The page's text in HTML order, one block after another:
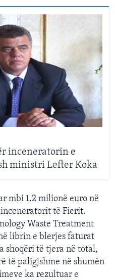
inceneratorin e
ministri Lefter Koka
mbi 1.2 milionë euro në
të Fierit.
Waste Treatment
librin e blerjes faturat
shoqëri të tjera në total,
të paligjshme në shumën
ka rezultuar e